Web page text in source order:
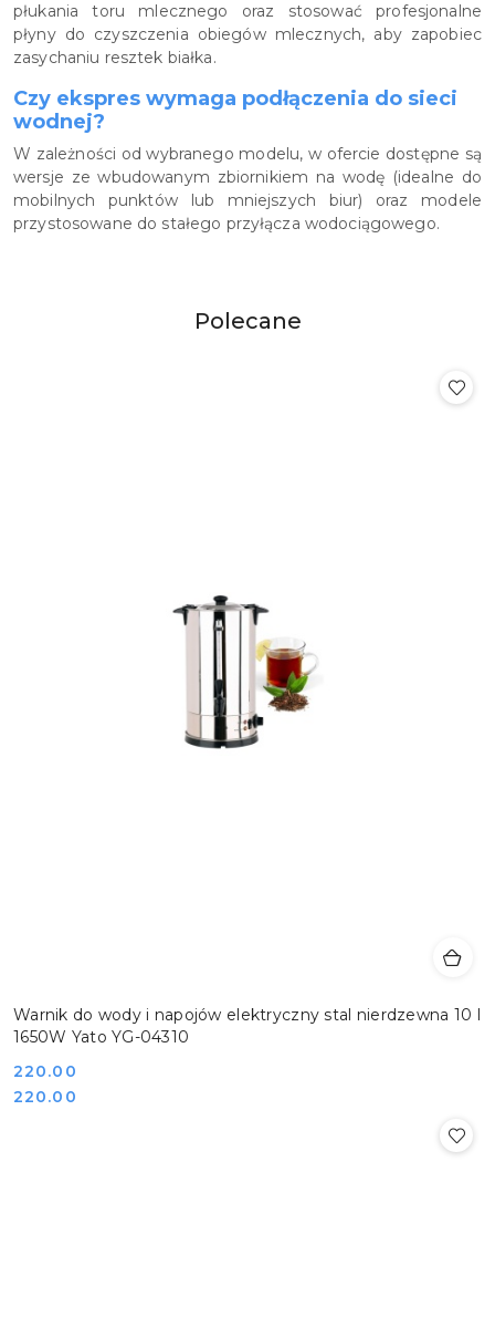
płukania toru mlecznego oraz stosować profesjonalne
płyny do czyszczenia obiegów mlecznych, aby zapobiec
zasychaniu resztek białka.
Czy ekspres wymaga podłączenia do sieci
wodnej?
W zależności od wybranego modelu, w ofercie dostępne są
wersje ze wbudowanym zbiornikiem na wodę (idealne do
mobilnych punktów lub mniejszych biur) oraz modele
przystosowane do stałego przyłącza wodociągowego.
Pomiń karuzelę produktów
Produkty
Polecane
Warnik do wody i napojów elektryczny stal nierdzewna 10 l
1650W Yato YG-04310
Cena:
220.00
Cena:
220.00